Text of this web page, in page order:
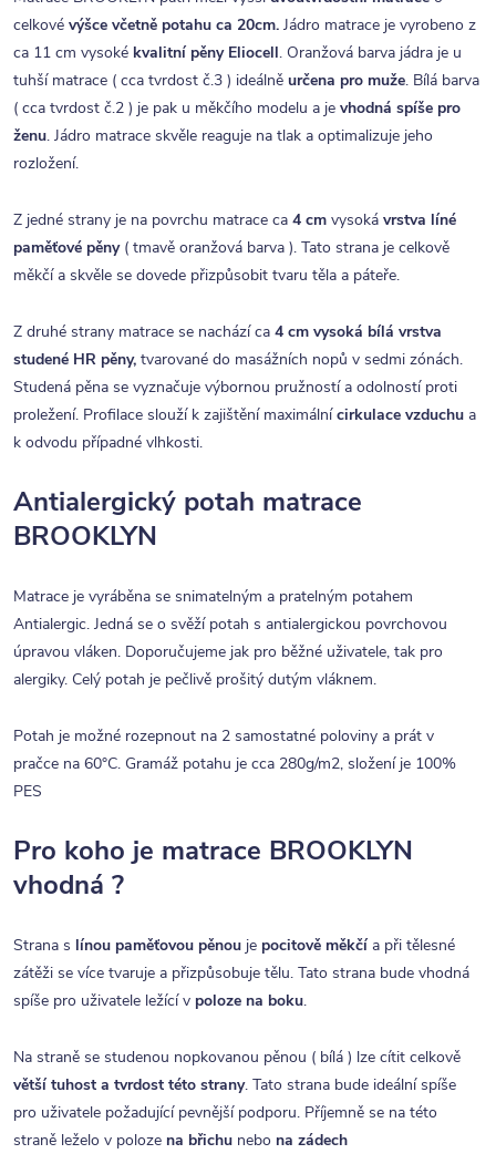
celkové výšce včetně potahu ca 20cm. Jádro matrace je vyrobeno z
ca 11 cm vysoké kvalitní pěny Eliocell. Oranžová barva jádra je u
tuhší matrace ( cca tvrdost č.3 ) ideálně určena pro muže. Bílá barva
( cca tvrdost č.2 ) je pak u měkčího modelu a je vhodná spíše pro
ženu. Jádro matrace skvěle reaguje na tlak a optimalizuje jeho
rozložení.
Z jedné strany je na povrchu matrace ca 4 cm vysoká vrstva líné
paměťové pěny( tmavě oranžová barva ). Tato strana je celkově
měkčí a skvěle se dovede přizpůsobit tvaru těla a páteře.
Z druhé strany matrace se nachází ca 4 cm vysoká bílá vrstva
studené HR pěny, tvarované do masážních nopů v sedmi zónách.
Studená pěna se vyznačuje výbornou pružností a odolností proti
proležení. Profilace slouží k zajištění maximálnícirkulace vzduchu a
k odvodu případné vlhkosti.
Antialergický potah matrace
BROOKLYN
Matrace je vyráběna se snimatelným a pratelným potahem
Antialergic. Jedná se o svěží potah s antialergickou povrchovou
úpravou vláken. Doporučujeme jak pro běžné uživatele, tak pro
alergiky. Celý potah je pečlivě prošitý dutým vláknem.
Potah je možné rozepnout na 2 samostatné poloviny a prát v
pračce na 60°C. Gramáž potahu je cca 280g/m2, složení je 100%
PES
Pro koho je matrace BROOKLYN
vhodná ?
Strana s línou paměťovou pěnou je pocitově měkčí a při tělesné
zátěži se více tvaruje a přizpůsobuje tělu. Tato strana bude vhodná
spíše pro uživatele ležící v poloze na boku.
Na straně se studenou nopkovanou pěnou ( bílá ) lze cítit celkově
větší tuhost a tvrdost této strany. Tato strana bude ideální spíše
pro uživatele požadující pevnější podporu. Příjemně se na této
straně leželo v poloze na břichu nebo na zádech